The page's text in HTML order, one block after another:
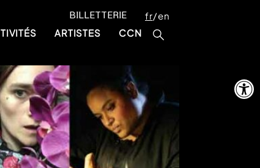
Ouvrir
BILLETTERIE fr en
ARTISTES CCN